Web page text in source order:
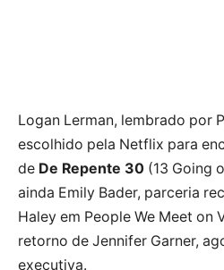
Logan Lerman, lembrado por
escolhido pela Netflix para
de De Repente 30 (13 Going
ainda Emily Bader, parceria
Haley em People We Meet on
retorno de Jennifer Garner,
executiva.